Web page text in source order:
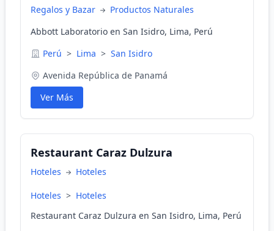
Regalos y Bazar
Productos Naturales
Abbott Laboratorio en San Isidro, Lima, Perú
Perú > Lima > San Isidro
Avenida República de Panamá
Ver Más
Restaurant Caraz Dulzura
Hoteles Hoteles
Hoteles > Hoteles
Restaurant Caraz Dulzura en San Isidro, Lima, Perú